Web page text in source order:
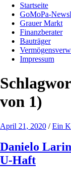
Startseite
GoMoPa-
Grauer Markt
Finanzberater
Bauträger
Impressum
von 1)
April 21, 2020 / Ein
Danielo
U-Haft